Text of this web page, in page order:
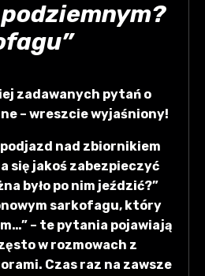
zadawanych pytań o
– wreszcie wyjaśniony!
nad zbiornikiem
się jakoś zabezpieczyć
było po nim jeździć?”
sarkofagu, który
– te pytania pojawiają
w rozmowach z
Czas raz na zawsze